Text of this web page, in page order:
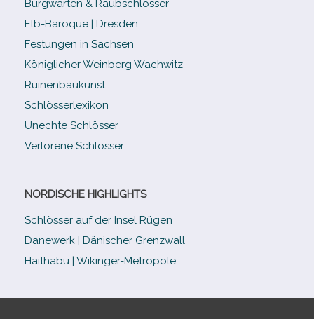
Burgwarten & Raubschlösser
Elb-​Baroque | Dresden
Festungen in Sachsen
Königlicher Weinberg Wachwitz
Ruinenbaukunst
Schlösserlexikon
Unechte Schlösser
Verlorene Schlösser
NORDISCHE HIGHLIGHTS
Schlösser auf der Insel Rügen
Danewerk | Dänischer Grenzwall
Haithabu | Wikinger-Metropole